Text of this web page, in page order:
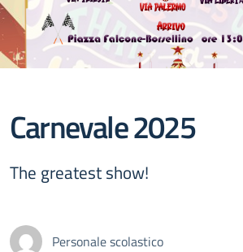
Carnevale 2025
The greatest show!
Personale scolastico